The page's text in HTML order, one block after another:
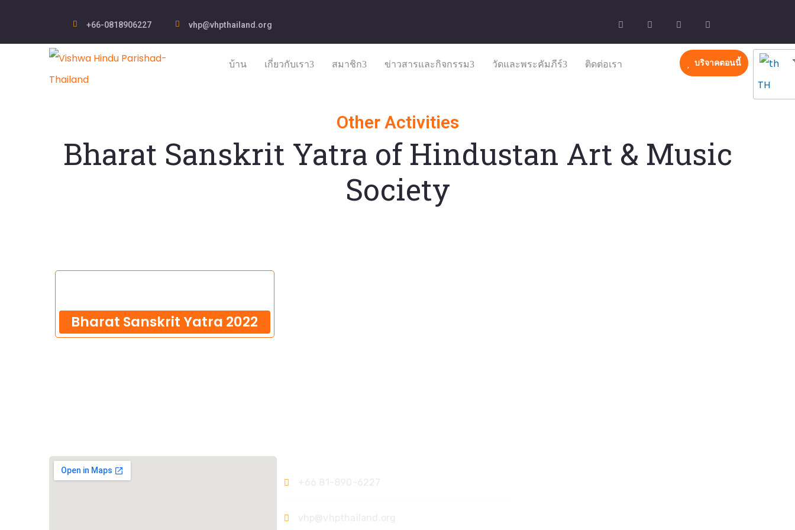
+66-0818906227 vhp@vhpthailand.org
บ้าน เกี่ยวกับเรา สมาชิก ข่าวสารและกิจกรรม วัดและพระคัมภีร์ ติดต่อเรา บริจาคตอนนี้
TH
Other Activities
Bharat Sanskrit Yatra of Hindustan Art & Music
Society
Bharat Sanskrit Yatra 2022